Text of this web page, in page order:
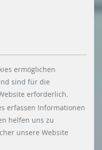
den Button „Nur
lehnen Sie die
„Marketing“ sowie
willigen Sie in
ein. Über den
werden alle
Statistik-Cookies
Cookies
erhalten. Sie können
ermöglichen
sind für die
erforderlich.
erfassen Informationen
helfen uns zu
unsere Website